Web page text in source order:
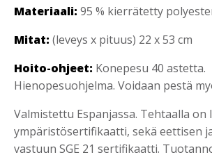
Materiaali: 95 % kierrätetty
Mitat: (leveys x pituus) 22 x 53 cm
Hoito-ohjeet: Konepesu 40 astetta.
Hienopesuohjelma. Voidaan pestä
Valmistettu Espanjassa. Tehtaalla on
ympäristösertifikaatti, sekä eettisen
vastuun SGE 21 sertifikaatti.